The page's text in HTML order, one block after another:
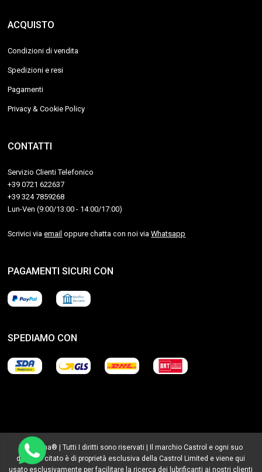
ACQUISTO
Condizioni di vendita
Spedizioni e resi
Pagamenti
Privacy & Cookie Policy
CONTATTI
Servizio Clienti Telefonico
+39 0721 622637
+39 324 7859268
Lun-Ven (9:00/13:00 - 14:00/17:00)
Scrivici viaemail oppure chatta con noi viaWhatsapp
PAGAMENTI SICURI CON
SPEDIAMO CON
Lubrialpha® | Tutti I diritti sono riservati | Il marchio Castrol e ogni suo
derivato citato è di proprietà esclusiva della Castrol Limited e viene qui
usato esclusivamente per facilitare la ricerca dei lubrificanti ai nostri clienti